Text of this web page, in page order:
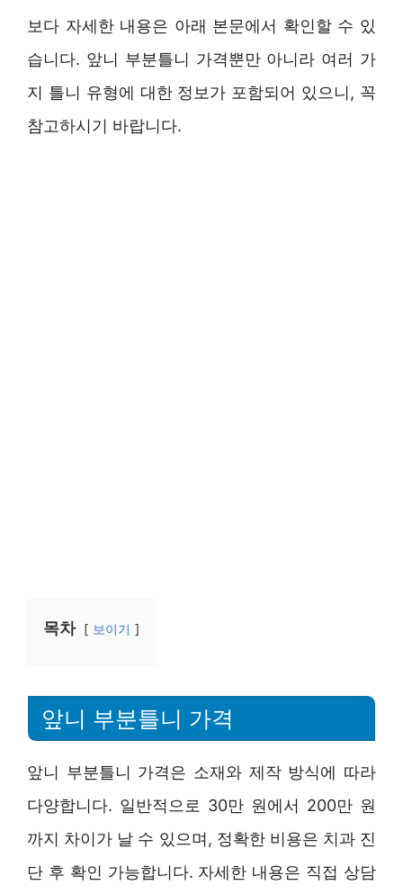
보다 자세한 내용은 아래 본문에서 확인할 수 있
습니다. 앞니 부분틀니 가격뿐만 아니라 여러 가
지 틀니 유형에 대한 정보가 포함되어 있으니, 꼭
참고하시기 바랍니다.
목차 보이기
앞니 부분틀니 가격
앞니 부분틀니 가격은 소재와 제작 방식에 따라
다양합니다. 일반적으로 30만 원에서 200만 원
까지 차이가 날 수 있으며, 정확한 비용은 치과 진
단 후 확인 가능합니다. 자세한 내용은 직접 상담